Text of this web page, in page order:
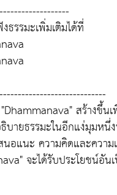
ธรรมะเพิ่มเติมได้ที่
สร้างขึ้
บายธรรมะในอีกแง่มุมห
อแนะ ความคิดและควา
จะได้รับประโยชน์อั